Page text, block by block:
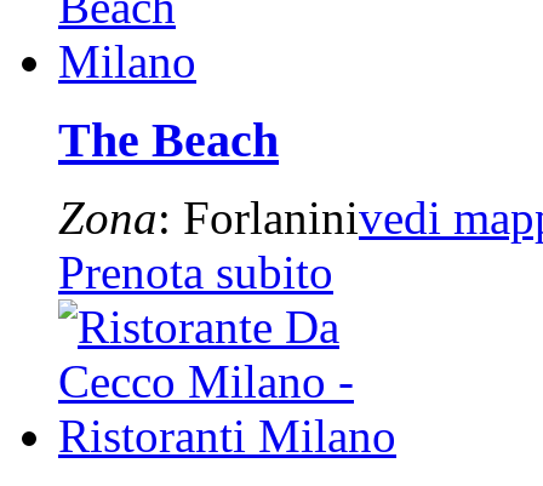
The Beach
Zona: Forlaninivedi
Prenota subito